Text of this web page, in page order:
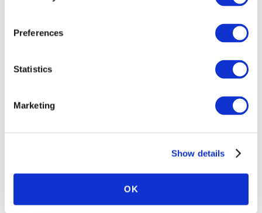
Preferences
Statistics
Marketing
Show details
OK
BOMAN Consulting er grundlagt af
forretningsudvikling.
Han har arbejdet for kunder såsom Novo Nordisk,